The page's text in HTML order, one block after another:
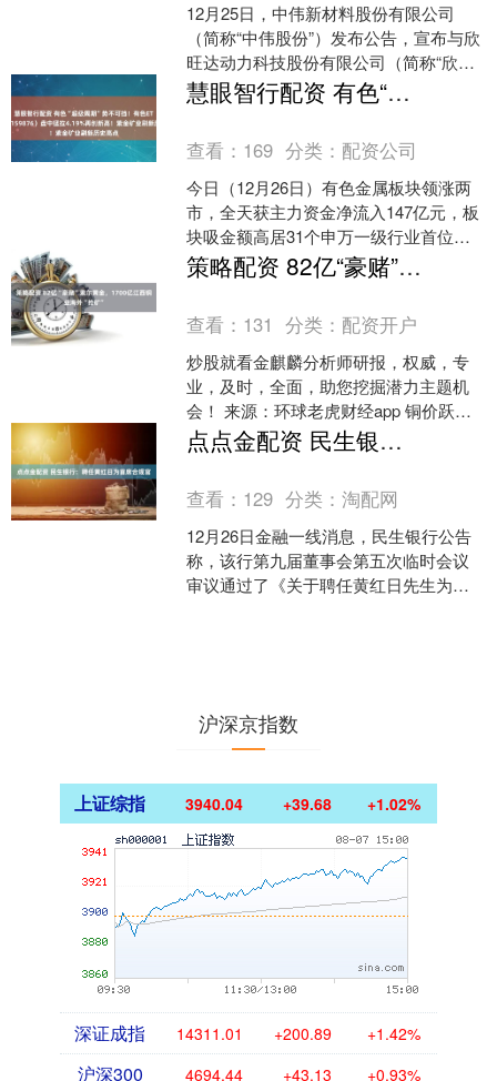
12月25日，中伟新材料股份有限公司
（简称“中伟股份”）发布公告，宣布与欣
旺达动力科技股份有限公司（简称“欣旺
达”）正式签署《固态电池战略合作框架
协议》。双方将....
慧眼智行配资 有色“超级周期”势不可挡！有色ETF华宝（159876）盘中猛拉4.19%再创新高！紫金矿业刷新历史高点
查看： 169 分类： 配资公司
今日（12月26日）有色金属板块领涨两
市，全天获主力资金净流入147亿元，板
块吸金额高居31个申万一级行业首位！
热门ETF方面，揽尽有色金属行业龙头的
有色ETF....
策略配资 82亿“豪赌”索尔黄金，1700亿江西铜业海外“抢矿”
查看： 131 分类： 配资开户
炒股就看金麒麟分析师研报，权威，专
业，及时，全面，助您挖掘潜力主题机
会！ 来源：环球老虎财经app 铜价跃升
之际，江西铜业再次出手。近日，这家
市值已经接近170....
点点金配资 民生银行：聘任黄红日为首席合规官
查看： 129 分类：淘配网
12月26日金融一线消息，民生银行公告
称，该行第九届董事会第五次临时会议
审议通过了《关于聘任黄红日先生为本
沪深京指数
上证综指 3940.04 +39.68 +1.02%
深证成指 14311.01 +200.89 +1.42%
沪深300 4694.44 +43.13 +0.93%